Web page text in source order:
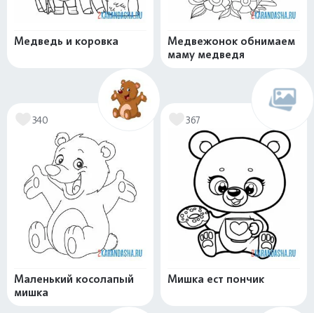
Медведь и коровка
Медвежонок обнимаем
маму медведя
340
Маленький косолапый
мишка
367
Мишка ест пончик